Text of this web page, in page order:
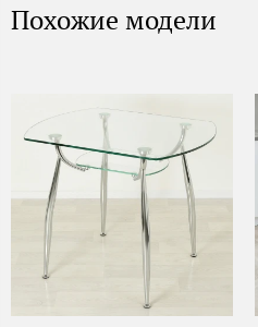
Похожие модели